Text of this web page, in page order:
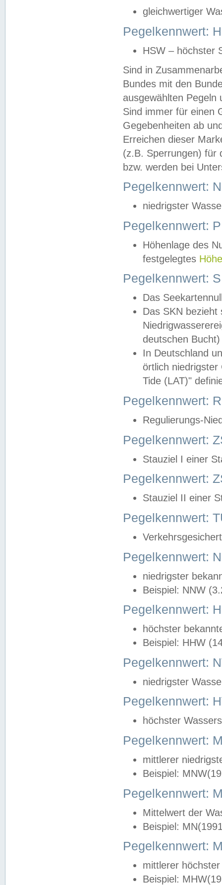
gleichwertiger
Pegelkennwert:
HSW – höchster
Sind in
Bundes mit den
ausgewählten
Sind immer für einen
Gegebenheiten ab
Erreichen dieser
(z.B. Sperrungen) für
bzw. werden bei
Pegelkennwert:
niedrigster
Pegelkennwert:
Höhenlage des
festgelegtes
Pegelkennwert:
Das
Das SKN
deutschen
In Deutschland
örtlich
Tide (LAT)"
Pegelkennwert:
Regulierungs-
Pegelkennwert:
Stauziel I einer
Pegelkennwert:
Stauziel II einer
Pegelkennwert:
Pegelkennwert:
niedrigster
Beispiel: NNW
Pegelkennwert:
höchster
Beispiel: HHW
Pegelkennwert:
niedrigster
Pegelkennwert:
höchster
Pegelkennwert:
mittlerer
Beispiel:
Pegelkennwert:
Mittelwert der
Beispiel:
Pegelkennwert:
mittlerer
Beispiel: